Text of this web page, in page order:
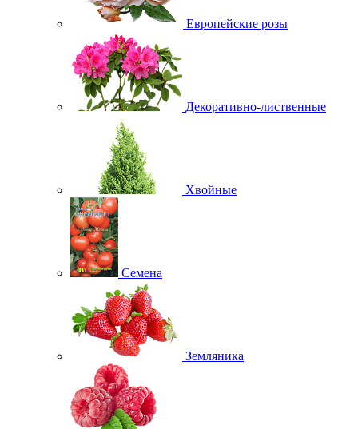
Европейские розы
Декоративно-лиственные
Хвойные
Семена
Земляника